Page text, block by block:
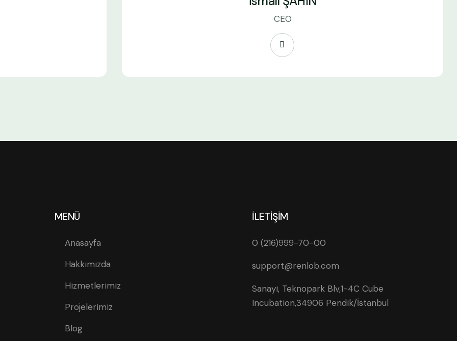
CEO
MENÜ
Anasayfa
Hakkımızda
Hizmetlerimiz
Projelerimiz
Blog
İLETİŞİM
0 (216)999-70-00
support@renlob.com
Sanayi, Teknopark Blv,1-4C Cube
Incubation,34906 Pendik/İstanbul